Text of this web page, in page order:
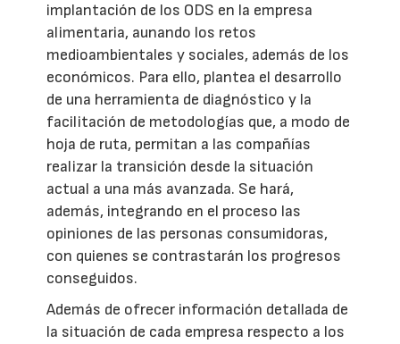
implantación de los ODS en la empresa
alimentaria, aunando los retos
medioambientales y sociales, además de los
económicos. Para ello, plantea el desarrollo
de una herramienta de diagnóstico y la
facilitación de metodologías que, a modo de
hoja de ruta, permitan a las compañías
realizar la transición desde la situación
actual a una más avanzada. Se hará,
además, integrando en el proceso las
opiniones de las personas consumidoras,
con quienes se contrastarán los progresos
conseguidos.
Además de ofrecer información detallada de
la situación de cada empresa respecto a los